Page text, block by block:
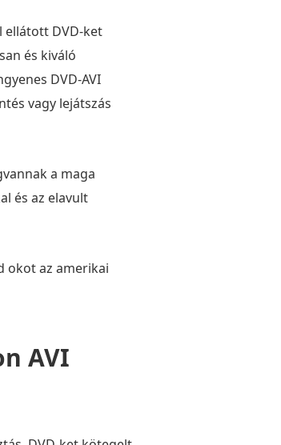
ellátott DVD-ket
és kiváló
DVD-AVI
vagy lejátszás
a maga
és az elavult
okot az amerikai
AVI